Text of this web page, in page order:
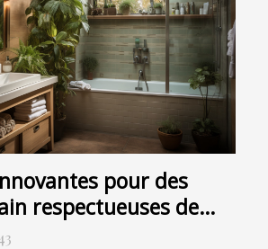
pour des
respectueuses de